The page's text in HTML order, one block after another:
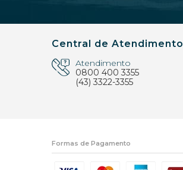
Central de Atendimento
Atendimento
0800 400 3355
(43) 3322-3355
Formas de Pagamento